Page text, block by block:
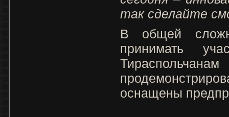
так сделайте
В общей
принимать
оснащены